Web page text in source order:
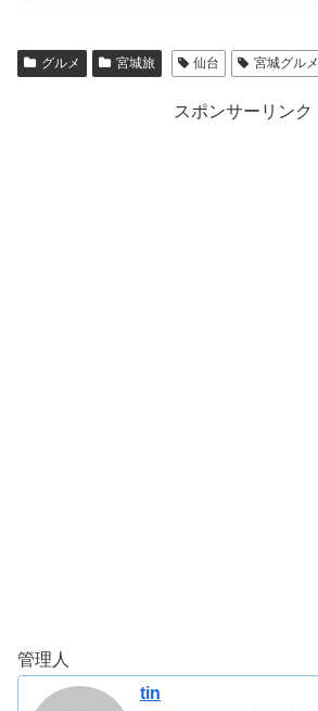
グルメ 宮城旅 仙台 宮城グルメ
スポンサーリンク
管理人
tin